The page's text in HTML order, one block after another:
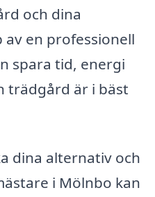
och dina
en professionell
spara tid, energi
trädgård är i bäst
dina alternativ och
i Mölnbo kan